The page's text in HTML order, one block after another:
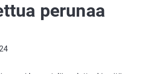
perunaa